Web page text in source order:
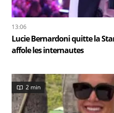
13:06
Lucie Bernardoni quitte la
affole les internautes
2 min